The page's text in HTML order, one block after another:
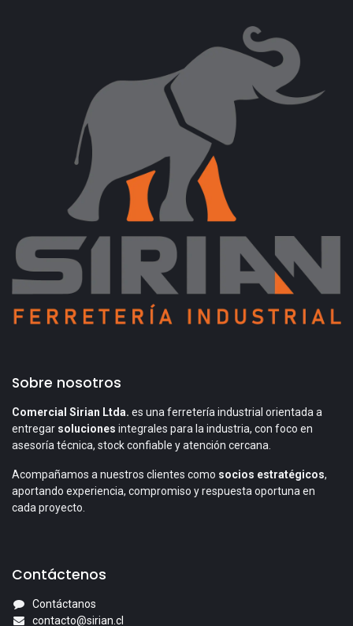
Sobre nosotros
Comercial Sirian Ltda. es una ferretería industrial orientada a
entregar soluciones integrales para la industria, con foco en
asesoría técnica, stock confiable y atención cercana.
Acompañamos a nuestros clientes como socios estratégicos,
aportando experiencia, compromiso y respuesta oportuna en
cada proyecto.
Contáctenos
Contáctanos
contacto@sirian.cl